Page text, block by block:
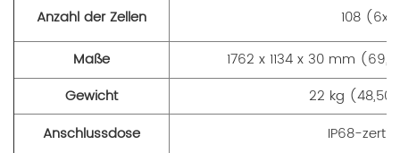
Anzahl der Zellen
108
Maße
1762 x 1134 x 30 mm
Gewicht
22 kg (48,50
Anschlussdose
IP68-